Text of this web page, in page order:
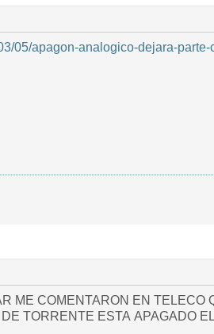
05/apagon-analogico-dejara-
ME COMENTARON EN TELECO
TORRENTE ESTA APAGADO